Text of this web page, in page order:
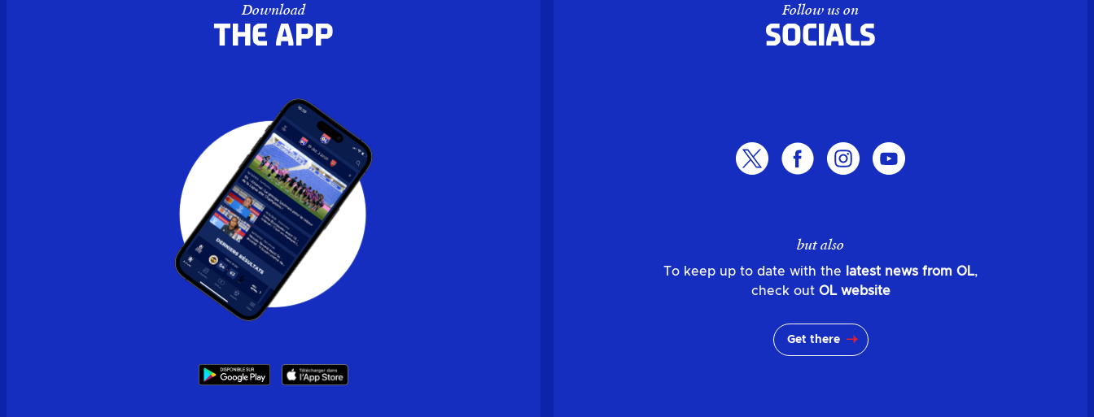
Download
the APP
Follow us on
Socials
but also
To keep up to date with the latest news from OL,
check out OL website
Get there